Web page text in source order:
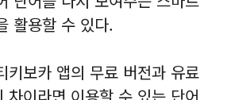
활용할 수 있다.
키보카 앱의 무료 버전과 유료